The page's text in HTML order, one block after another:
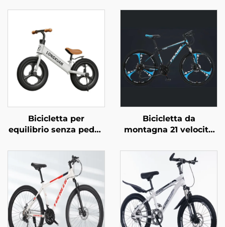
Bicicletta per
equilibrio senza pedali
anni, passeggino per
neonati, scooter yo-yo,
biciclette per bambini
a due ruote
Bicicletta da
montagna 21 velocità
adulti, forcella
anteriore in acciaio
con sospensione
bloccabile e freno a
disco, vendita
all'ingrosso